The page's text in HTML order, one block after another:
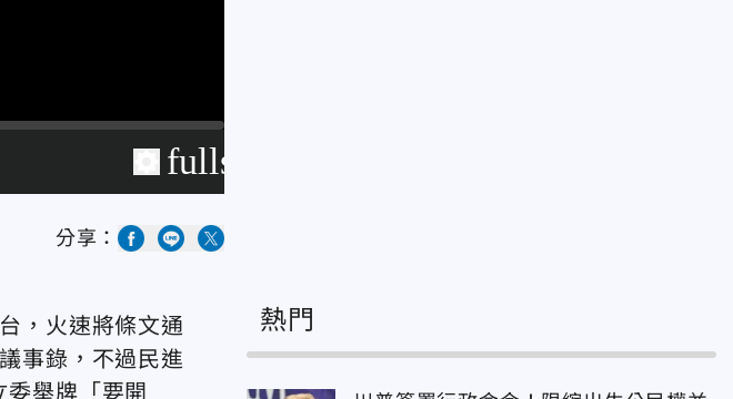
fullscreen
分享：
，火速將條文通
事錄，不過民進
舉牌「要開
熱門